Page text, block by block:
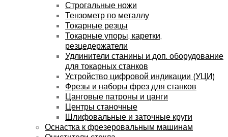
Строгальные ножи
Тензометр по металлу
Токарные резцы
Токарные упоры, каретки,
резцедержатели
Удлинители станины и доп. оборудование
для токарных станков
Устройство цифровой индикации (УЦИ)
Фрезы и наборы фрез для станков
Цанговые патроны и цанги
Центры станочные
Шлифовальные и заточные круги
Оснастка к фрезеровальным машинам